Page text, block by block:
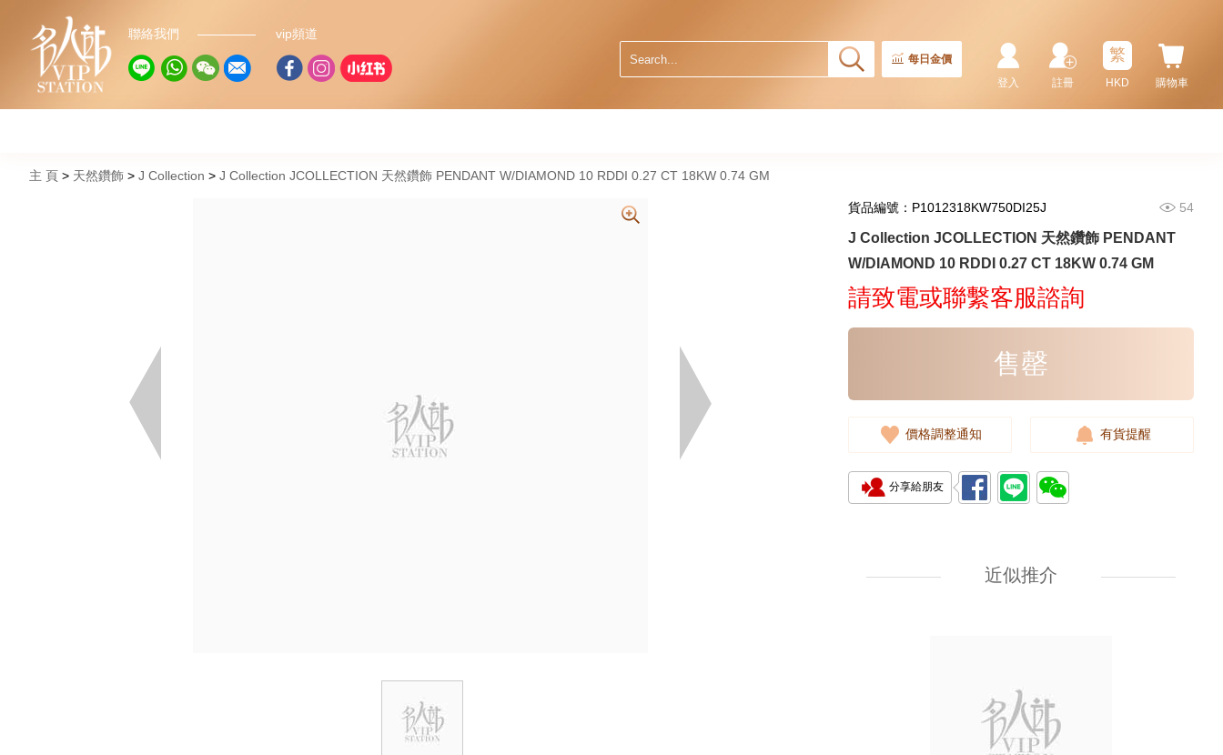
聯絡我們 vip頻道
每日金價
購物車
繁
HKD
註冊
登入
主 頁 天然鑽飾 J Collection J Collection JCOLLECTION 天然鑽飾 PENDANT W/DIAMOND 10 RDDI 0.27 CT 18KW 0.74 GM
貨品編號：P1012318KW750DI25J 54
J Collection JCOLLECTION 天然鑽飾 PENDANT
W/DIAMOND 10 RDDI 0.27 CT 18KW 0.74 GM
請致電或聯繫客服諮詢
售罄
價格調整通知 有貨提醒
分享給朋友
近似推介
J Collection JCOLLECTION
天然鑽飾 RING W/DIAMOND 17
RDDI 0.32 CT18KR 2.14 GM
18KW 4.50 GM (Head 6.5mm)
3,764.00